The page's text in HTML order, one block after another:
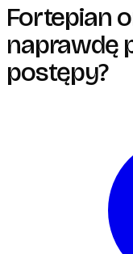
Fortepian
naprawdę
postępy?